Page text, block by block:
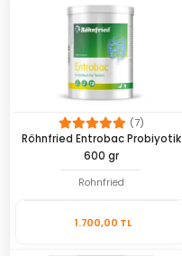
(7)
Röhnfried Entrobac Probiyotik
600 gr
Rohnfried
1.700,00 TL